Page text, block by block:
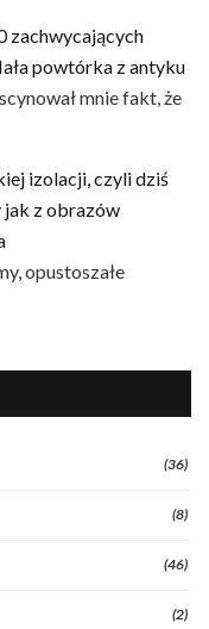
zachwycających
powtórka z antyku
mnie fakt, że
izolacji, czyli dziś
jak z obrazów
opustoszałe
(36)
(8)
(46)
(2)